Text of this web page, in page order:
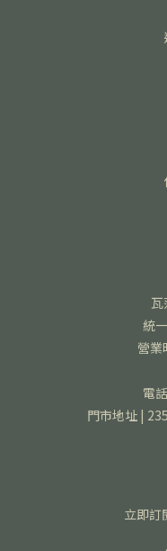
統
營業
電
門市地址 |
立即訂